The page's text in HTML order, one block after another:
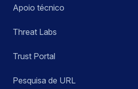
Apoio técnico
Threat Labs
Trust Portal
Pesquisa de URL